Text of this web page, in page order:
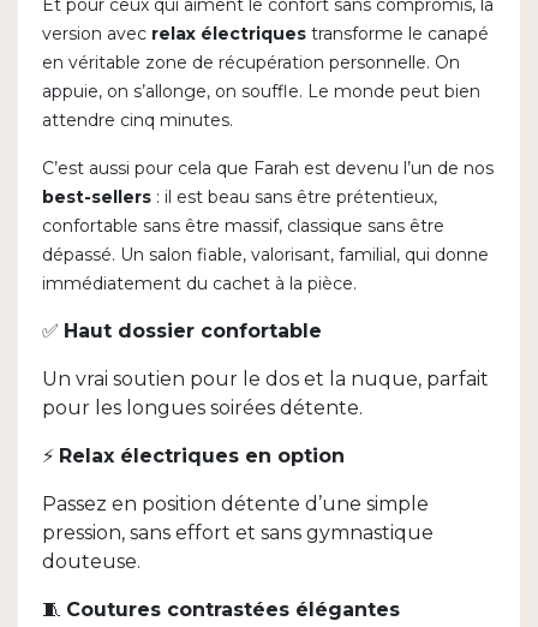
Et pour ceux qui aiment le confort sans compromis, la
version avec relax électriques transforme le canapé
en véritable zone de récupération personnelle. On
appuie, on s’allonge, on souffle. Le monde peut bien
attendre cinq minutes.
C’est aussi pour cela que Farah est devenu l’un de nos
best-sellers : il est beau sans être prétentieux,
confortable sans être massif, classique sans être
dépassé. Un salon fiable, valorisant, familial, qui donne
immédiatement du cachet à la pièce.
✅ Haut dossier confortable
Un vrai soutien pour le dos et la nuque, parfait
pour les longues soirées détente.
⚡ Relax électriques en option
Passez en position détente d’une simple
pression, sans effort et sans gymnastique
douteuse.
🧵 Coutures contrastées élégantes